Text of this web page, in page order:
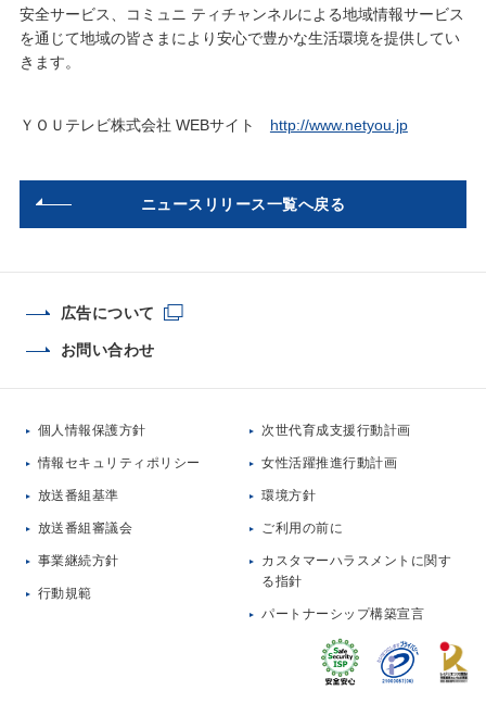
安全サービス、コミュニ ティチャンネルによる地域情報サービス
を通じて地域の皆さまにより安心で豊かな生活環境を提供してい
きます。
ＹＯＵテレビ株式会社 WEBサイト http://www.netyou.jp
ニュースリリース一覧へ戻る
広告について
お問い合わせ
個人情報保護方針
情報セキュリティポリシー
放送番組基準
放送番組審議会
事業継続方針
行動規範
次世代育成支援行動計画
女性活躍推進行動計画
環境方針
ご利用の前に
カスタマーハラスメントに関す
る指針
パートナーシップ構築宣言